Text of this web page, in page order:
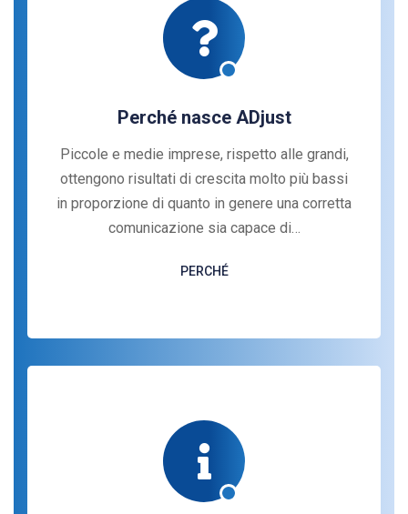
Perché nasce ADjust
Piccole e medie imprese, rispetto alle grandi,
ottengono risultati di crescita molto più bassi
in proporzione di quanto in genere una corretta
comunicazione sia capace di…
PERCHÉ